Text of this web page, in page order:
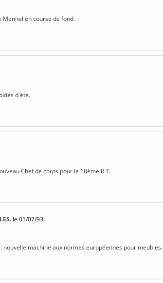
Mennel en course de fond.
d'été.
Chef de corps pour le 18ème R.T.
le 01/07/93
nouvelle machine aux normes européennes pour meubles.